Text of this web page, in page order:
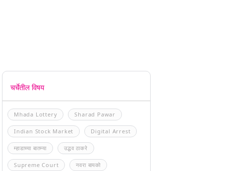
चर्चेतील विषय
Mhada Lottery Sharad Pawar
Indian Stock Market Digital Arrest
म्हाडाच्या बातम्या उद्धव ठाकरे
Supreme Court नवरा बायको